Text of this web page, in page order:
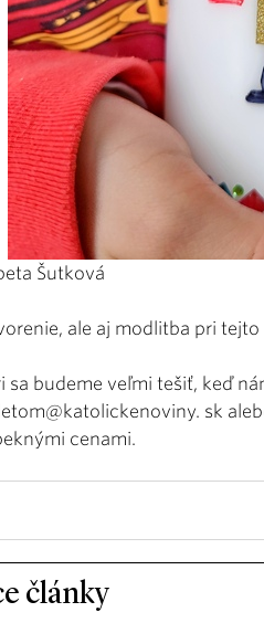
Šutková
ale aj modlitba pri
sa budeme veľmi tešiť, keď
sk
cenami.
články